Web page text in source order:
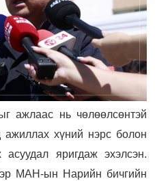
ажлаас нь чөлөөлсөнтэй
ажиллах хүний нэрс болон
яригдаж эхэлсэн.
МАН-ын Нарийн бичгийн